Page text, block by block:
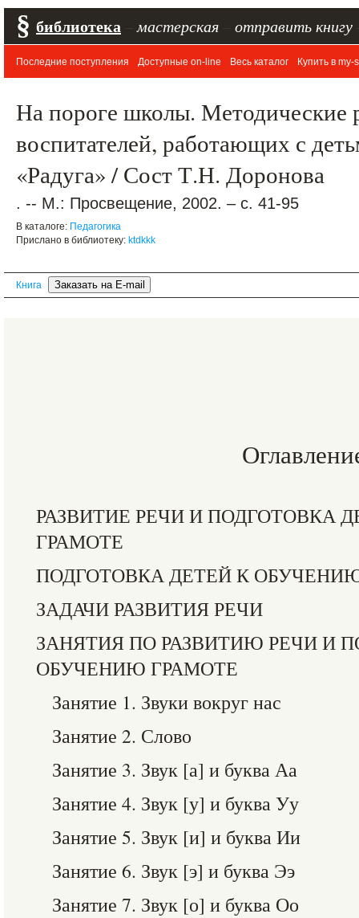
§ библиотека мастерская отправить книгу
Последние поступления Доступные on-line Весь каталог Купить в my-
На пороге школы. Методические
воспитателей, работающих с
«Радуга» / Сост Т.Н. Доронова
. -- М.: Просвещение, 2002. – с. 41-95
В каталоге: Педагогика
Прислано в библиотеку: ktdkkk
Книга
РАЗВИТИЕ РЕЧИ И ПОДГОТОВКА
ГРАМОТЕ
ПОДГОТОВКА ДЕТЕЙ К
ЗАДАЧИ РАЗВИТИЯ РЕЧИ
ЗАНЯТИЯ ПО РАЗВИТИЮ РЕЧИ И
ОБУЧЕНИЮ ГРАМОТЕ
Занятие 1. Звуки вокруг нас
Занятие 2. Слово
Занятие 3. Звук [а] и буква Аа
Занятие 4. Звук [у] и буква Уу
Занятие 5. Звук [и] и буква Ии
Занятие 6. Звук [э] и буква Ээ
Занятие 7. Звук [о] и буква Оо